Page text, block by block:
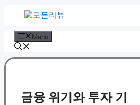
Menu
금융 위기와 투자 기